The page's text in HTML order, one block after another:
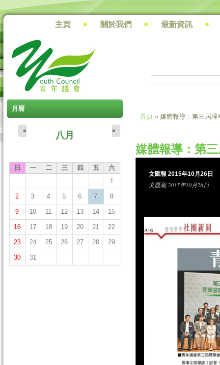
搜尋
主頁 關於我們 最新資訊
月暦
八月
« »
日 一 二 三 四 五
六
1
2 3 4 5 6 7 8
9 10 11 12 13 14 15
16 17 18 19 20 21 22
23 24 25 26 27 28 29
30 31
首頁 » 媒體報導：第三屆
媒體報導：第
文匯報 2015年10月26日
文匯報 2015年10月26日